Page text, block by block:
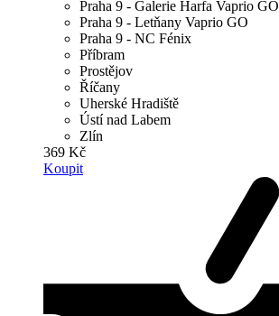
Praha 9 - Galerie Harfa Vaprio GO
Praha 9 - Letňany Vaprio GO
Praha 9 - NC Fénix
Příbram
Prostějov
Říčany
Uherské Hradiště
Ústí nad Labem
Zlín
369 Kč
Koupit